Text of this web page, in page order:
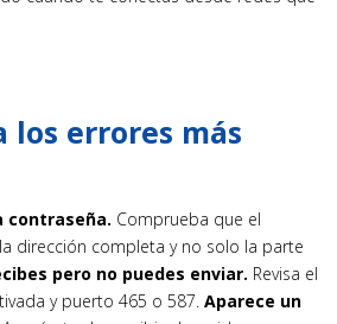
los errores más
contraseña. Comprueba que el
dirección completa y no solo la parte
pero no puedes enviar. Revisa el
y puerto 465 o 587. Aparece un